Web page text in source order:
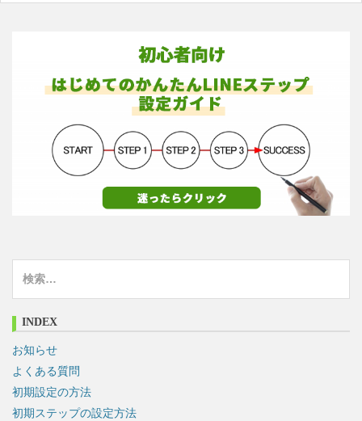
検
:
INDEX
お知らせ
よくある質問
初期設定の方法
初期ステップの設定方法